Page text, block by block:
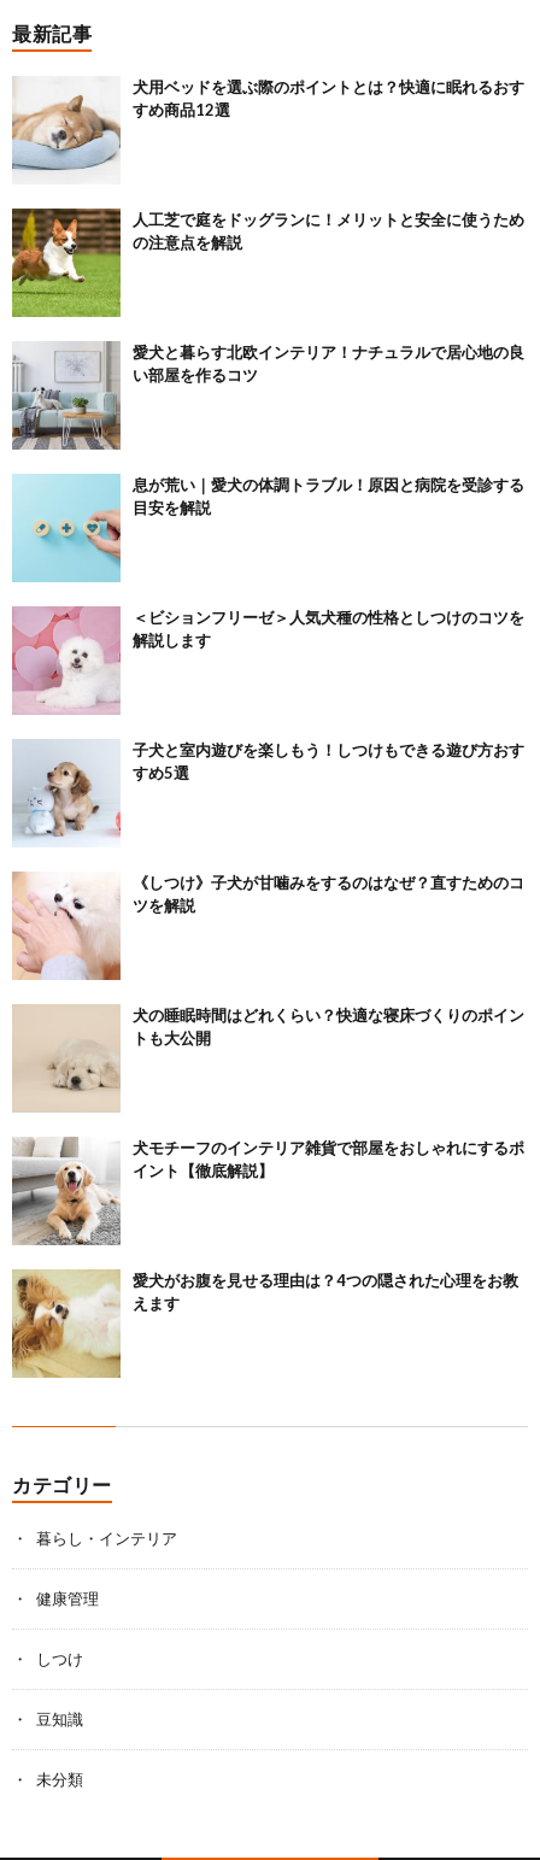
最新記事
犬用ベッドを選ぶ際のポイントとは？快適に眠れるおす
すめ商品12選
人工芝で庭をドッグランに！メリットと安全に使うため
の注意点を解説
愛犬と暮らす北欧インテリア！ナチュラルで居心地の良
い部屋を作るコツ
息が荒い｜愛犬の体調トラブル！原因と病院を受診する
目安を解説
＜ビションフリーゼ＞人気犬種の性格としつけのコツを
解説します
子犬と室内遊びを楽しもう！しつけもできる遊び方おす
すめ5選
《しつけ》子犬が甘噛みをするのはなぜ？直すためのコ
ツを解説
犬の睡眠時間はどれくらい？快適な寝床づくりのポイン
トも大公開
犬モチーフのインテリア雑貨で部屋をおしゃれにするポ
イント【徹底解説】
愛犬がお腹を見せる理由は？4つの隠された心理をお教
えます
カテゴリー
暮らし・インテリア
健康管理
しつけ
豆知識
未分類